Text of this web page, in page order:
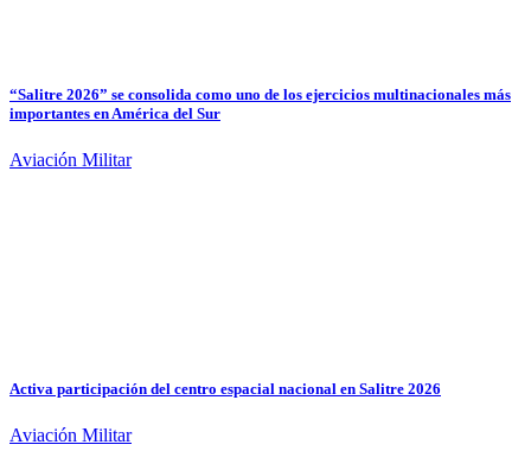
“Salitre 2026” se consolida como uno de los ejercicios multinacionales más
importantes en América del Sur
Aviación Militar
Activa participación del centro espacial nacional en Salitre 2026
Aviación Militar